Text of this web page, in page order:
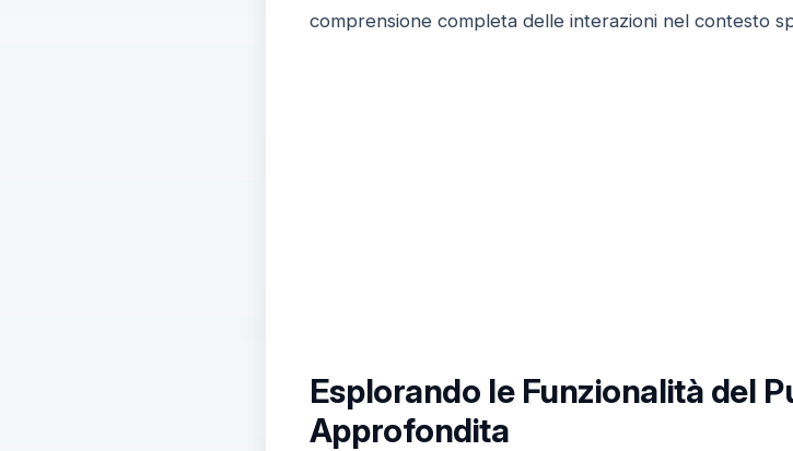
comprensione completa delle interazioni nel contesto
Esplorando le Funzionalità del
Approfondita